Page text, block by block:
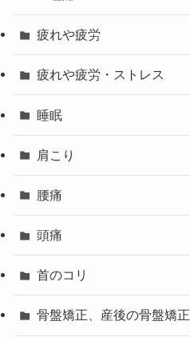
疲れや疲労
疲れや疲労・ストレス
睡眠
肩こり
腰痛
頭痛
首のコリ
骨盤矯正、産後の骨盤矯正